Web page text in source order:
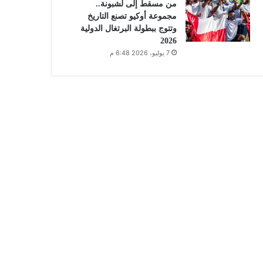
من مسقط إلى لشبونة..
مجموعة أوكيو تصنع التاريخ
وتتوج ببطولة البرتغال الدولية
2026
7 يوليو، 2026 6:48 م